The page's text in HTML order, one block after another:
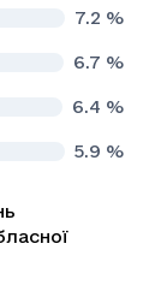
7.2 %
6.7 %
6.4 %
5.9 %